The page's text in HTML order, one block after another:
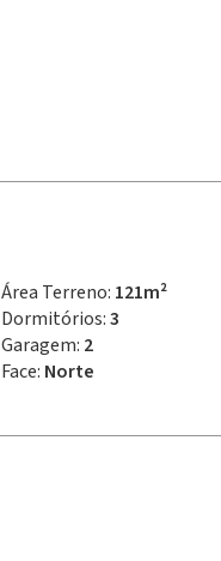
Área Terreno: 121m²
Dormitórios:3
Garagem: 2
Face: Norte